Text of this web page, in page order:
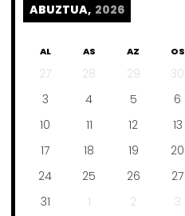
ABUZTUA, 2026
AL AS AZ OS
27 28 29 30
3
4 5 6
10
11 12 13
17
18 19 20
24
25 26 27
31
1 2 3